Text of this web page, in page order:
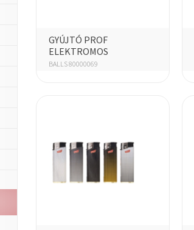
GYÚJTÓ PROF
ELEKTROMOS
BALLS 80000069